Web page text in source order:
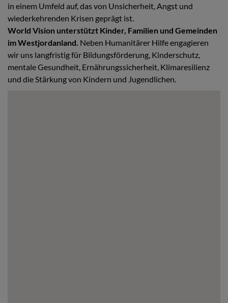
in einem Umfeld auf, das von Unsicherheit, Angst und
wiederkehrenden Krisen geprägt ist.
World Vision unterstützt Kinder, Familien und Gemeinden
im Westjordanland. Neben Humanitärer Hilfe engagieren
wir uns langfristig für Bildungsförderung, Kinderschutz,
mentale Gesundheit, Ernährungssicherheit, Klimaresilienz
und die Stärkung von Kindern und Jugendlichen.